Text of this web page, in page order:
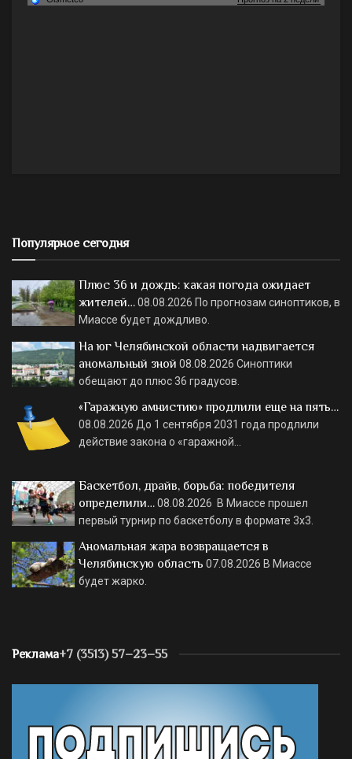
Популярное сегодня
Плюс 36 и дождь: какая погода ожидает
жителей…08.08.2026 По прогнозам синоптиков, в
Миассе будет дождливо.
На юг Челябинской области надвигается
аномальный зной 08.08.2026 Синоптики
обещают до плюс 36 градусов.
«Гаражную амнистию» продлили еще на пять…
08.08.2026 До 1 сентября 2031 года продлили
действие закона о «гаражной…
Баскетбол, драйв, борьба: победителя
определили…08.08.2026 В Миассе прошел
первый турнир по баскетболу в формате 3х3.
Аномальная жара возвращается в
Челябинскую область 07.08.2026 В Миассе
будет жарко.
Реклама+7 (3513) 57–23–55